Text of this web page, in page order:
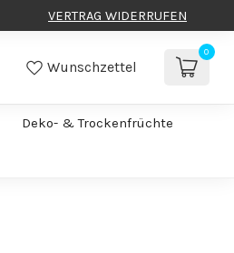
VERTRAG WIDERRUFEN
Wunschzettel
0
Deko- & Trockenfrüchte